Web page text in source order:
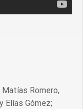
Matías Romero,
Elías Gómez;